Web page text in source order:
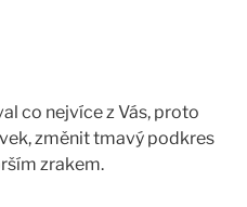
co nejvíce z Vás, proto
změnit tmavý podkres
zrakem.